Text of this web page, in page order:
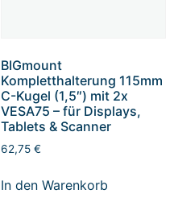
BIGmount
Kompletthalterung 115mm
C-Kugel (1,5″) mit 2x
VESA75 – für Displays,
Tablets & Scanner
62,75 €
In den Warenkorb